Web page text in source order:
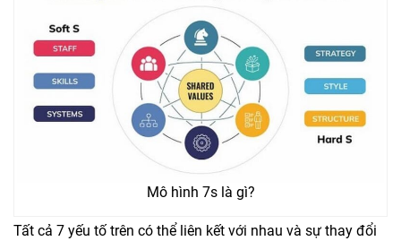
Mô hình 7s là gì?
Tất cả 7 yếu tố trên có thể liên kết với nhau và sự thay đổi